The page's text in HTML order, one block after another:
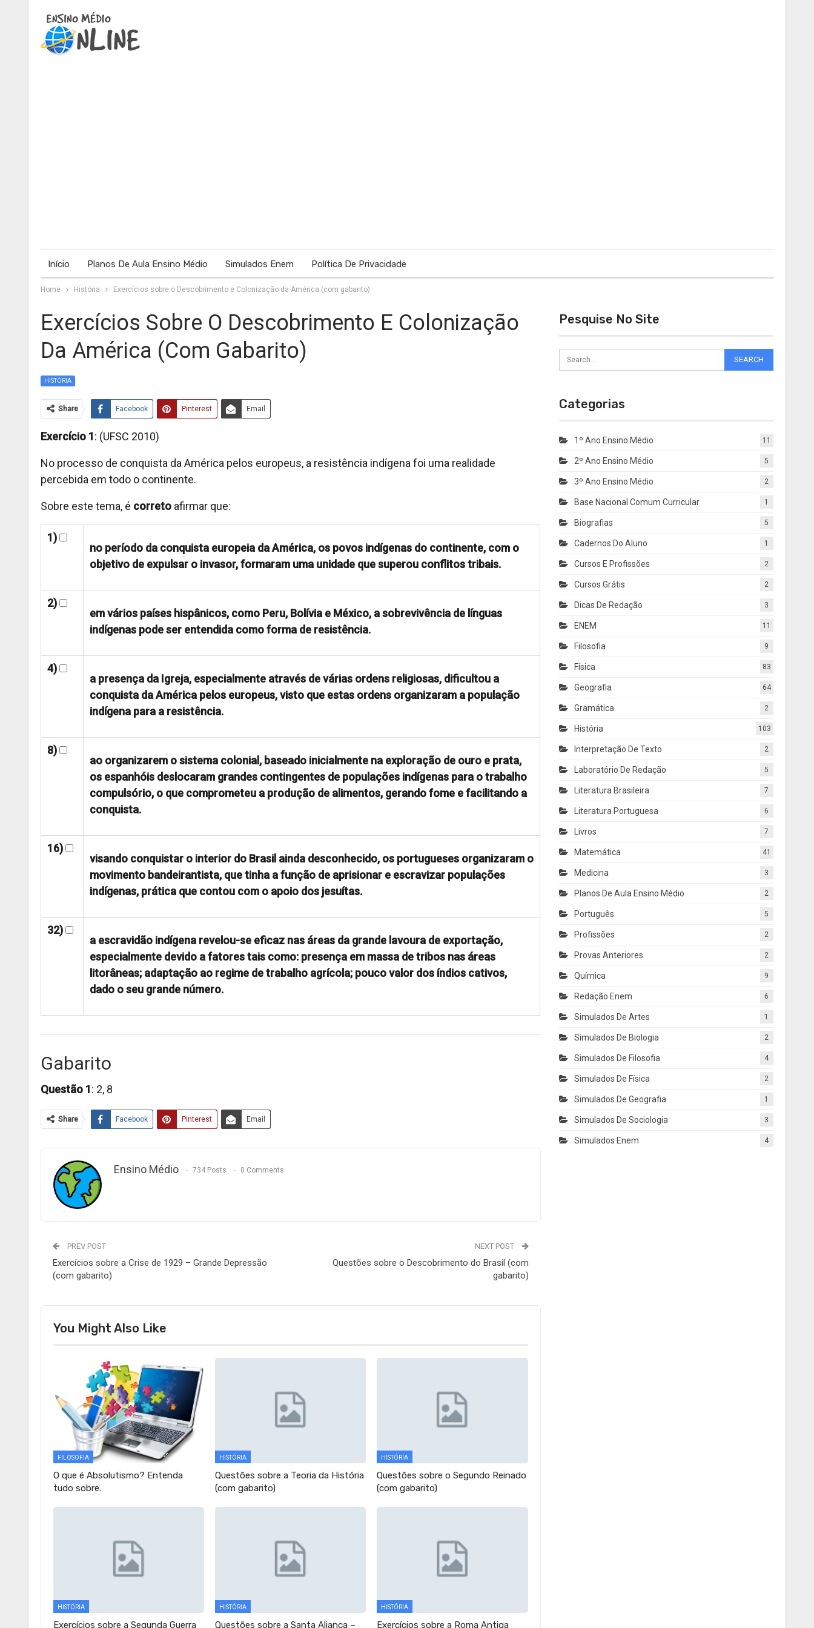
Início Planos De Aula Ensino Médio Simulados Enem Política De Privacidade
Home História Exercícios sobre o Descobrimento e Colonização da América (com gabarito)
Exercícios Sobre O Descobrimento E Colonização
Da América (com Gabarito)
HISTÓRIA
Share Facebook Pinterest Email
Exercício 1: (UFSC 2010)
No processo de conquista da América pelos europeus, a resistência indígena foi uma realidade
percebida em todo o continente.
Sobre este tema, é correto afirmar que:
1)
no período da conquista europeia da América, os povos indígenas do continente, com o
objetivo de expulsar o invasor, formaram uma unidade que superou conflitos tribais.
2)
em vários países hispânicos, como Peru, Bolívia e México, a sobrevivência de línguas
indígenas pode ser entendida como forma de resistência.
4)
a presença da Igreja, especialmente através de várias ordens religiosas, dificultou a
conquista da América pelos europeus, visto que estas ordens organizaram a população
indígena para a resistência.
8)
ao organizarem o sistema colonial, baseado inicialmente na exploração de ouro e prata,
os espanhóis deslocaram grandes contingentes de populações indígenas para o trabalho
compulsório, o que comprometeu a produção de alimentos, gerando fome e facilitando a
conquista.
16)
visando conquistar o interior do Brasil ainda desconhecido, os portugueses organizaram o
movimento bandeirantista, que tinha a função de aprisionar e escravizar populações
indígenas, prática que contou com o apoio dos jesuítas.
32)
a escravidão indígena revelou-se eficaz nas áreas da grande lavoura de exportação,
especialmente devido a fatores tais como: presença em massa de tribos nas áreas
litorâneas; adaptação ao regime de trabalho agrícola; pouco valor dos índios cativos,
dado o seu grande número.
Gabarito
Questão 1: 2, 8
Share Facebook Pinterest Email
Ensino Médio 734 Posts 0 Comments
PREV POST
Exercícios sobre a Crise de 1929 – Grande Depressão
(com gabarito)
NEXT POST
Questões sobre o Descobrimento do Brasil (com
gabarito)
You Might Also Like
FILOSOFIA
O que é Absolutismo? Entenda
tudo sobre.
HISTÓRIA
Questões sobre a Teoria da História
(com gabarito)
HISTÓRIA
Questões sobre o Segundo Reinado
(com gabarito)
HISTÓRIA
Exercícios sobre a Segunda Guerra
HISTÓRIA
Questões sobre a Santa Aliança –
HISTÓRIA
Exercícios sobre a Roma Antiga
Pesquise No Site
Categorias
1º Ano Ensino Médio 11
2º Ano Ensino Médio 5
3º Ano Ensino Médio 2
Base Nacional Comum Curricular 1
Biografias 5
Cadernos Do Aluno 1
Cursos E Profissões 2
Cursos Grátis 2
Dicas De Redação 3
ENEM 11
Filosofia 9
Física 83
Geografia 64
Gramática 2
História 103
Interpretação De Texto 2
Laboratório De Redação 5
Literatura Brasileira 7
Literatura Portuguesa 6
Livros 7
Matemática 41
Medicina 3
Planos De Aula Ensino Médio 2
Português 5
Profissões 2
Provas Anteriores 2
Química 9
Redação Enem 6
Simulados De Artes 1
Simulados De Biologia 2
Simulados De Filosofia 4
Simulados De Física 2
Simulados De Geografia 1
Simulados De Sociologia 3
Simulados Enem 4